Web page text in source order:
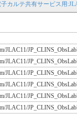
子カルテ共有サービス用
JLAC11/
JLAC11/
JLAC11/
JLAC11/
JLAC11/
JLAC11/